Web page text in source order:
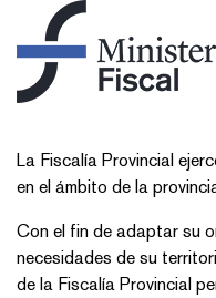
​​​La Fiscalía Provincial
en el ámbito de la
Con el fin de adaptar su
necesidades de su
de la Fiscalía Provincial